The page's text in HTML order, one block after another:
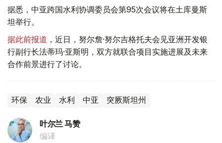
据悉，中亚跨国水利协调委员会第95次会议将在土库曼斯
坦举行。
据此前报道 ，近日，努尔詹·努尔吉格托夫会见亚洲开发银
行副行长法蒂玛·亚斯明，双方就联合项目实施进展及未来
合作前景进行了讨论。
环保 农业 水利 中亚 突厥斯坦州
叶尔兰 马赞
编译